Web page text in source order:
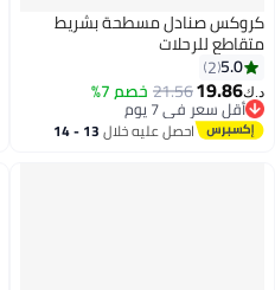
كروكس صنادل مسطحة بشريط
متقاطع للرحلات
5.0
2
د.ك‏19.86
21.56خصم 7%
أقل سعر في 7 يوم
أقل سعر في 7 يوماحصل عليه خلال 13 - 14